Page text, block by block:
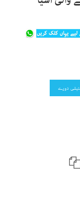
دورے